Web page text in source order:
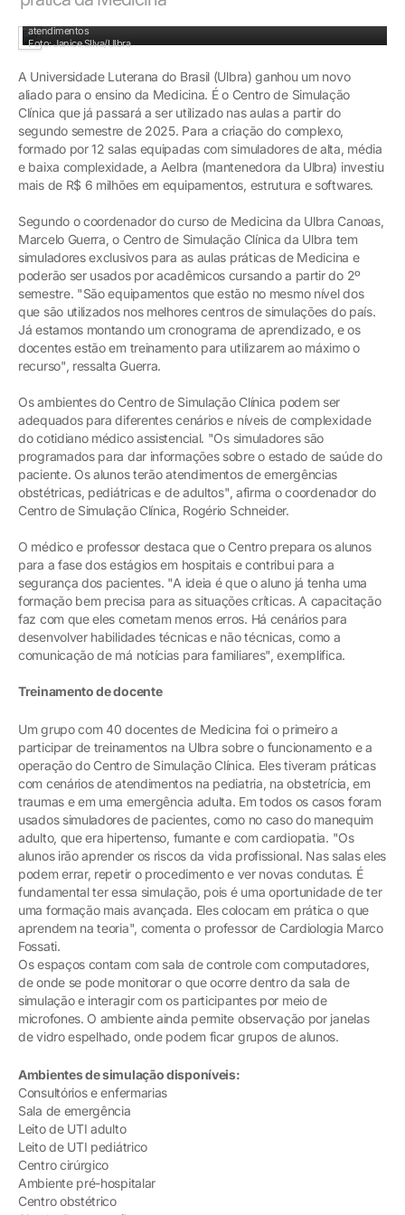
atendimentos
Foto: Janice SIlva/Ulbra
A Universidade Luterana do Brasil (Ulbra) ganhou um novo
aliado para o ensino da Medicina. É o Centro de Simulação
Clínica que já passará a ser utilizado nas aulas a partir do
segundo semestre de 2025. Para a criação do complexo,
formado por 12 salas equipadas com simuladores de alta, média
e baixa complexidade, a Aelbra (mantenedora da Ulbra) investiu
mais de R$ 6 milhões em equipamentos, estrutura e softwares.
Segundo o coordenador do curso de Medicina da Ulbra Canoas,
Marcelo Guerra, o Centro de Simulação Clínica da Ulbra tem
simuladores exclusivos para as aulas práticas de Medicina e
poderão ser usados por acadêmicos cursando a partir do 2º
semestre. "São equipamentos que estão no mesmo nível dos
que são utilizados nos melhores centros de simulações do país.
Já estamos montando um cronograma de aprendizado, e os
docentes estão em treinamento para utilizarem ao máximo o
recurso", ressalta Guerra.
Os ambientes do Centro de Simulação Clínica podem ser
adequados para diferentes cenários e níveis de complexidade
do cotidiano médico assistencial. "Os simuladores são
programados para dar informações sobre o estado de saúde do
paciente. Os alunos terão atendimentos de emergências
obstétricas, pediátricas e de adultos", afirma o coordenador do
Centro de Simulação Clínica, Rogério Schneider.
O médico e professor destaca que o Centro prepara os alunos
para a fase dos estágios em hospitais e contribui para a
segurança dos pacientes. "A ideia é que o aluno já tenha uma
formação bem precisa para as situações críticas. A capacitação
faz com que eles cometam menos erros. Há cenários para
desenvolver habilidades técnicas e não técnicas, como a
comunicação de má notícias para familiares", exemplifica.
Treinamento de docente
Um grupo com 40 docentes de Medicina foi o primeiro a
participar de treinamentos na Ulbra sobre o funcionamento e a
operação do Centro de Simulação Clínica. Eles tiveram práticas
com cenários de atendimentos na pediatria, na obstetrícia, em
traumas e em uma emergência adulta. Em todos os casos foram
usados simuladores de pacientes, como no caso do manequim
adulto, que era hipertenso, fumante e com cardiopatia. "Os
alunos irão aprender os riscos da vida profissional. Nas salas eles
podem errar, repetir o procedimento e ver novas condutas. É
fundamental ter essa simulação, pois é uma oportunidade de ter
uma formação mais avançada. Eles colocam em prática o que
aprendem na teoria", comenta o professor de Cardiologia Marco
Fossati.
Os espaços contam com sala de controle com computadores,
de onde se pode monitorar o que ocorre dentro da sala de
simulação e interagir com os participantes por meio de
microfones. O ambiente ainda permite observação por janelas
de vidro espelhado, onde podem ficar grupos de alunos.
Ambientes de simulação disponíveis:
Consultórios e enfermarias
Sala de emergência
Leito de UTI adulto
Leito de UTI pediátrico
Centro cirúrgico
Ambiente pré-hospitalar
Centro obstétrico